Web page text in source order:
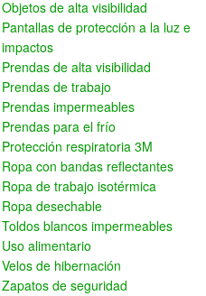
Objetos de alta visibilidad
Pantallas de protección a la luz e
impactos
Prendas de alta visibilidad
Prendas de trabajo
Prendas impermeables
Prendas para el frío
Protección respiratoria 3M
Ropa con bandas reflectantes
Ropa de trabajo isotérmica
Ropa desechable
Toldos blancos impermeables
Uso alimentario
Velos de hibernación
Zapatos de seguridad